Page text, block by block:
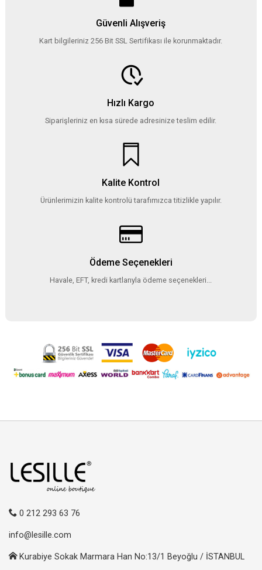
Güvenli Alışveriş
Kart bilgileriniz 256 Bit SSL Sertifikası ile korunmaktadır.
Hızlı Kargo
Siparişleriniz en kısa sürede adresinize teslim edilir.
Kalite Kontrol
Ürünlerimizin kalite kontrolü tarafımızca titizlikle yapılır.
Ödeme Seçenekleri
Havale, EFT, kredi kartlarıyla ödeme seçenekleri...
0 212 293 63 76
info@lesille.com
Kurabiye Sokak Marmara Han No:13/1 Beyoğlu / İSTANBUL